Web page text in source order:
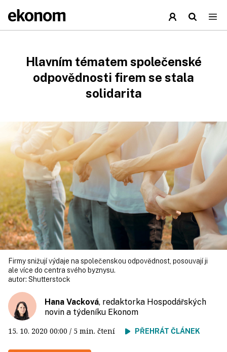
Hlavním tématem společenské
odpovědnosti firem se stala
solidarita
Firmy snižují výdaje na společenskou odpovědnost, posouvají ji
ale více do centra svého byznysu.
autor: Shutterstock
Hana Vacková, redaktorka Hospodářských
novin a týdeníku Ekonom
15. 10. 2020 00:00 / 5 min. čtení PŘEHRÁT ČLÁNEK